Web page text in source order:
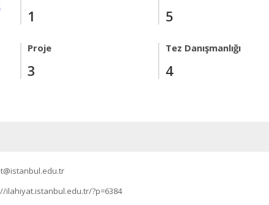
1 5
Proje
3
Tez Danışmanlığı
4
ilahiyat.istanbul.edu.tr/?p=6384